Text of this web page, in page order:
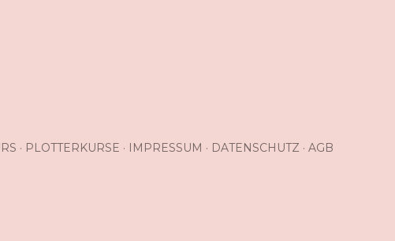
PLOTTERKURSE IMPRESSUM DATENSCHUTZ AGB